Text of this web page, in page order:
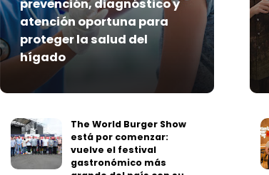
prevención, diagnóstico y
atención oportuna para
proteger la salud del
hígado
The World Burger Show
está por comenzar:
vuelve el festival
gastronómico más